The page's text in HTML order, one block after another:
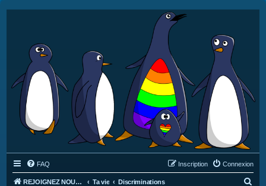
FAQ Connexion
Inscription
REJOIGNEZ NOUS SUR DISCORD : https://discord.gg/4C2Bvub Ta vie Discriminations